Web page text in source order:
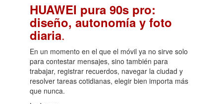
HUAWEI pura 90s pro:
diseño, autonomía y foto
diaria.
En un momento en el que el móvil ya no sirve solo
para contestar mensajes, sino también para
trabajar, registrar recuerdos, navegar la ciudad y
resolver tareas cotidianas, elegir bien importa más
que nunca.